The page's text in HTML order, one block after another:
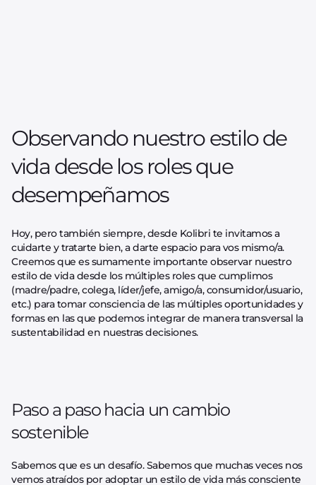
Observando nuestro estilo de
vida desde los roles que
desempeñamos
Hoy, pero también siempre, desde Kolibri te invitamos a
cuidarte y tratarte bien, a darte espacio para vos mismo/a.
Creemos que es sumamente importante observar nuestro
estilo de vida desde los múltiples roles que cumplimos
(madre/padre, colega, líder/jefe, amigo/a, consumidor/usuario,
etc.) para tomar consciencia de las múltiples oportunidades y
formas en las que podemos integrar de manera transversal la
sustentabilidad en nuestras decisiones.
Paso a paso hacia un cambio
sostenible
Sabemos que es un desafío. Sabemos que muchas veces nos
vemos atraídos por adoptar un estilo de vida más consciente